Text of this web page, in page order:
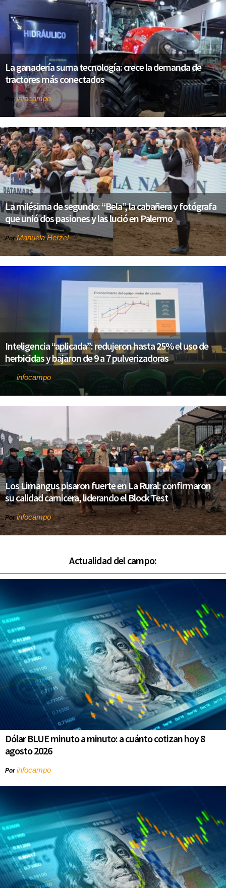
La ganadería suma tecnología: crece la demanda de
tractores más conectados
Porinfocampo
La milésima de segundo: “Bela”, la cabañera y fotógrafa
que unió dos pasiones y las lució en Palermo
PorManuela Herzel
Inteligencia “aplicada”: redujeron hasta 25% el uso de
herbicidas y bajaron de 9 a 7 pulverizadoras
infocampo
Los Limangus pisaron fuerte en La Rural: confirmaron
su calidad carnicera, liderando el Block Test
Porinfocampo
Actualidad del campo:
Dólar BLUE minuto a minuto: a cuánto cotizan hoy 8
agosto 2026
Porinfocampo